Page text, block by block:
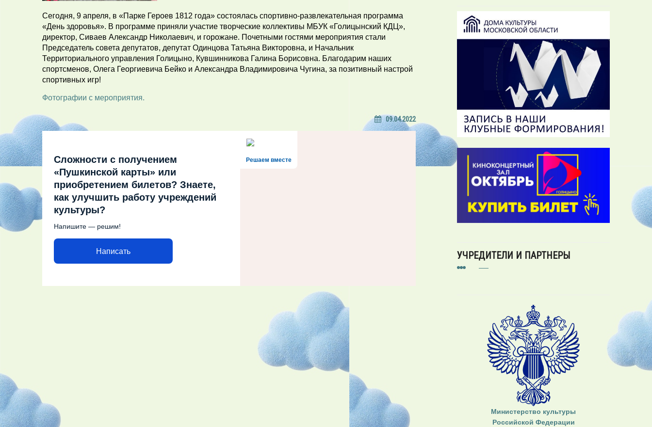
Сегодня, 9 апреля, в «Парке Героев 1812 года» состоялась спортивно-развлекательная программа
«День здоровья». В программе приняли участие творческие коллективы МБУК «Голицынский КДЦ»,
директор, Сиваев Александр Николаевич, и горожане. Почетными гостями мероприятия стали
Председатель совета депутатов, депутат Одинцова Татьяна Викторовна, и Начальник
Территориального управления Голицыно, Кувшинникова Галина Борисовна. Благодарим наших
спортсменов, Олега Георгиевича Бейко и Александра Владимировича Чугина, за позитивный настрой
спортивных игр!
Фотографии с мероприятия.
09.04.2022
Решаем вместе
Сложности с получением
«Пушкинской карты» или
приобретением билетов? Знаете,
как улучшить работу учреждений
культуры?
Напишите — решим!
Написать УЧРЕДИТЕЛИ И ПАРТНЕРЫ
Министерство культуры
Российской Федерации